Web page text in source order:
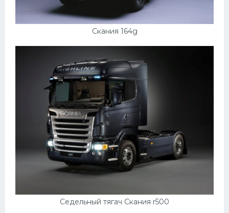
Скания 164g
Седельный тягач Скания r500